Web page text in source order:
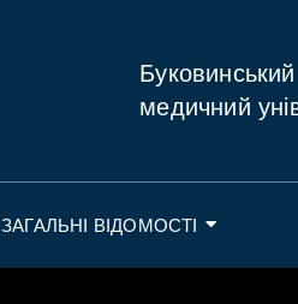
медичний
ЗАГАЛЬНІ ВІДОМОСТІ